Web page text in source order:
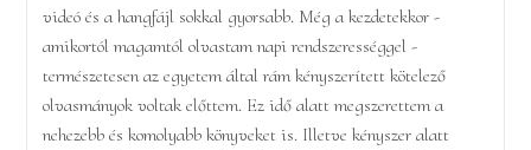
videó és a hangfájl sokkal gyorsabb. Még a kezdetekkor -
amikortól magamtól olvastam napi rendszerességgel -
természetesen az egyetem által rám kényszerített kötelező
olvasmányok voltak előttem. Ez idő alatt megszerettem a
nehezebb és komolyabb könyveket is. Illetve kényszer alatt